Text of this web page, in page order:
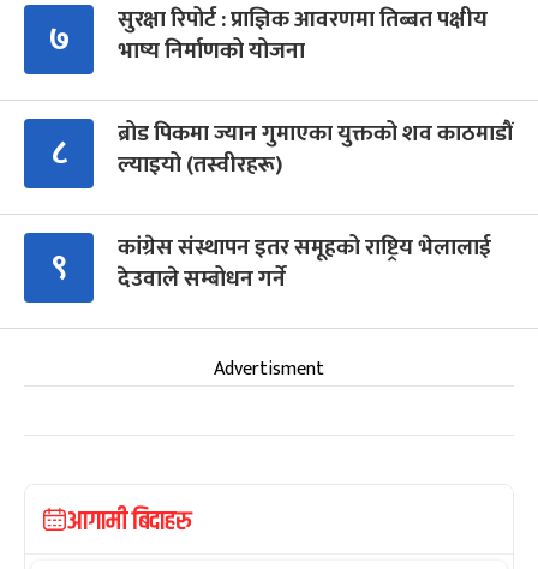
७
सुरक्षा रिपोर्ट : प्राज्ञिक आवरणमा तिब्बत पक्षीय
भाष्य निर्माणको योजना
८
ब्रोड पिकमा ज्यान गुमाएका युक्तको शव काठमाडौं
ल्याइयो (तस्वीरहरू)
९
कांग्रेस संस्थापन इतर समूहको राष्ट्रिय भेलालाई
देउवाले सम्बोधन गर्ने
Advertisment
आगामी बिदाहरु